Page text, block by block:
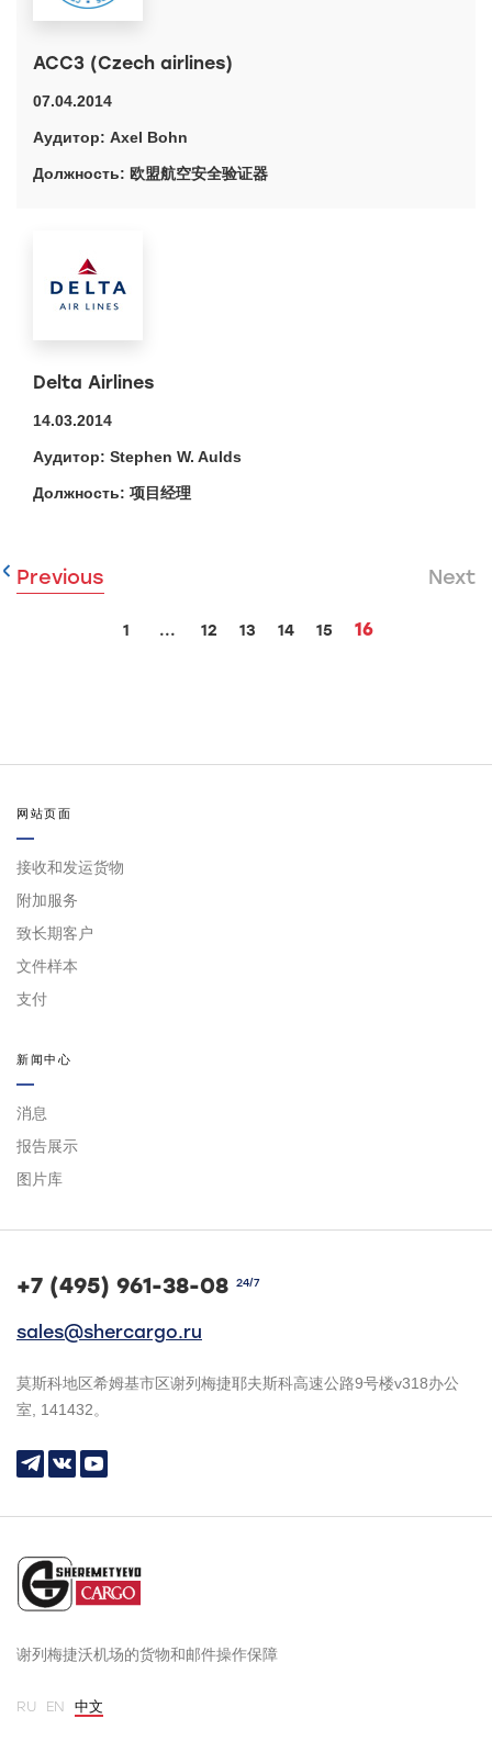
ACC3 (Czech airlines)
07.04.2014
Axel Bohn
欧盟航空安全验证器
Delta Airlines
14.03.2014
Stephen W. Aulds
项目经理
Previous Next
1 ... 12 13 14 15 16
网站页面
接收和发运货物
附加服务
致长期客户
文件样本
支付
新闻中心
消息
报告展示
图片库
+7 (495) 961-38-08 24/7
sales@shercargo.ru
莫斯科地区希姆基市区谢列梅捷耶夫斯科高速公路9号楼v318办公
室, 141432。
谢列梅捷沃机场的货物和邮件操作保障
RU EN 中文